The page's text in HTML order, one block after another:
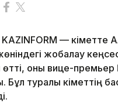
— Үкіметте
жобалау
оны вице-
Бұл туралы Үкіметтің